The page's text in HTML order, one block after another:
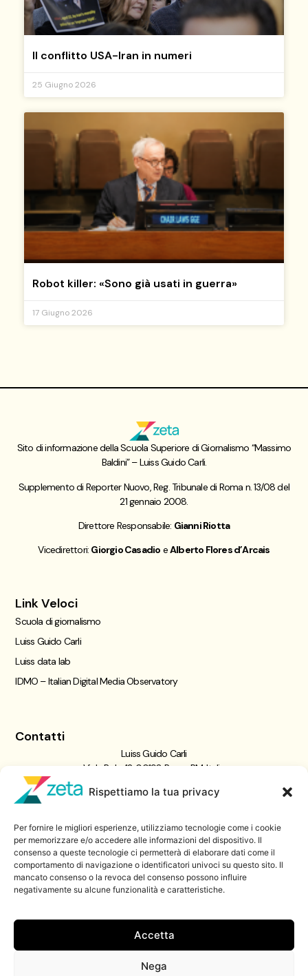
Rispettiamo la tua privacy
Per fornire le migliori esperienze, utilizziamo tecnologie come i cookie
per memorizzare e/o accedere alle informazioni del dispositivo. Il
consenso a queste tecnologie ci permetterà di elaborare dati come il
comportamento di navigazione o identificatori univoci su questo sito. Il
mancato consenso o la revoca del consenso possono influire
negativamente su alcune funzionalità e caratteristiche.
Accetta
Nega
Il conflitto USA-Iran in numeri
25 Giugno 2026
Robot killer: «Sono già usati in guerra»
17 Giugno 2026
Sito di informazione della Scuola Superiore di Giornalismo “Massimo
Baldini” – Luiss Guido Carli.
Supplemento di Reporter Nuovo, Reg. Tribunale di Roma n. 13/08 del
21 gennaio 2008.
Direttore Responsabile: Gianni Riotta
Vicedirettori: Giorgio Casadio eAlberto Flores d’Arcais
Link Veloci
Scuola di giornalismo
Luiss Guido Carli
Luiss data lab
IDMO – Italian Digital Media Observatory
Contatti
Luiss Guido Carli
Viale Pola, 12, 00198 Roma RM, Italia
06 8522 5358
Iscriviti a
Zeta Data Lab
Iscriviti alla nostra newsletter